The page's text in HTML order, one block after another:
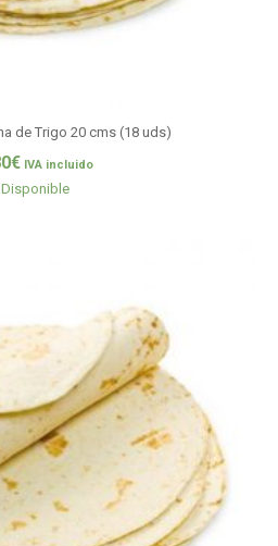
de Trigo 20 cms (18 uds)
€ IVA incluido
Disponible